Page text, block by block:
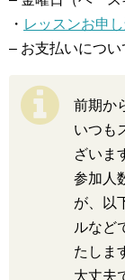
・ レッスンお申
– お支払いについ
前期か
いつも
ざいま
参加人
が、以
ルなど
たしま
大丈夫